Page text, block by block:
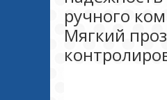
ручного
Мягкий